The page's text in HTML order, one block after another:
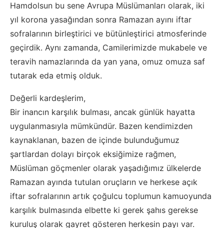
Hamdolsun bu sene Avrupa Müslümanları olarak, iki
yıl korona yasağından sonra Ramazan ayını iftar
sofralarının birleştirici ve bütünleştirici atmosferinde
geçirdik. Aynı zamanda, Camilerimizde mukabele ve
teravih namazlarında da yan yana, omuz omuza saf
tutarak eda etmiş olduk.
Değerli kardeşlerim,
Bir inancın karşılık bulması, ancak günlük hayatta
uygulanmasıyla mümkündür. Bazen kendimizden
kaynaklanan, bazen de içinde bulunduğumuz
şartlardan dolayı birçok eksiğimize rağmen,
Müslüman göçmenler olarak yaşadığımız ülkelerde
Ramazan ayında tutulan oruçların ve herkese açık
iftar sofralarının artık çoğulcu toplumun kamuoyunda
karşılık bulmasında elbette ki gerek şahıs gerekse
kuruluş olarak gayret gösteren herkesin payı var.